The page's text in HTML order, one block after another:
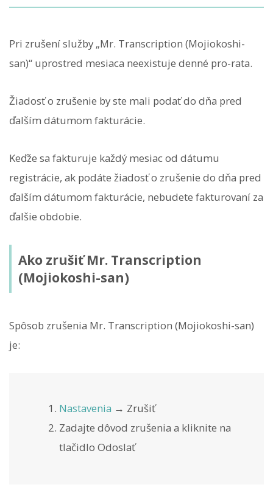
Pri zrušení služby „Mr. Transcription (Mojiokoshi-
san)“ uprostred mesiaca neexistuje denné pro-rata.
Žiadosť o zrušenie by ste mali podať do dňa pred
ďalším dátumom fakturácie.
Keďže sa fakturuje každý mesiac od dátumu
registrácie, ak podáte žiadosť o zrušenie do dňa pred
ďalším dátumom fakturácie, nebudete fakturovaní za
ďalšie obdobie.
Ako zrušiť Mr. Transcription
(Mojiokoshi-san)
Spôsob zrušenia Mr. Transcription (Mojiokoshi-san)
je:
Nastavenia → Zrušiť
Zadajte dôvod zrušenia a kliknite na
tlačidlo Odoslať